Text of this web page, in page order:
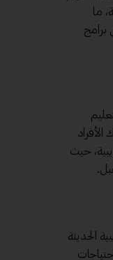
ما
برامج
الأفراد
حيث
الحديثة